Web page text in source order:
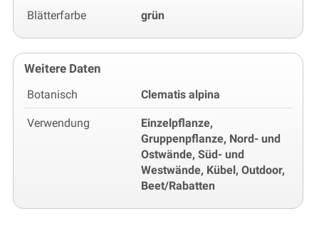
Blätterfarbe grün
Weitere Daten
Botanisch Clematis alpina
Verwendung
Einzelpflanze,
Gruppenpflanze, Nord- und
Ostwände, Süd- und
Westwände, Kübel, Outdoor,
Beet/Rabatten